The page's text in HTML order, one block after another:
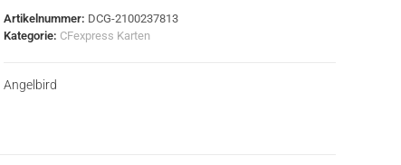
Artikelnummer: DCG-2100237813
Kategorie: CFexpress Karten
Angelbird